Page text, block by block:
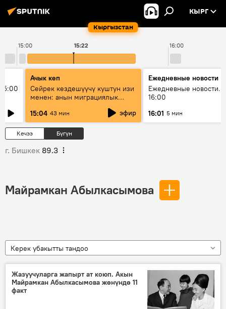
Кыргызстан
КЫРГ
15:00 16:00
15:22
Ачык кеп
Сейрек кездешүүчү куштун изи
менен: анын миграциялык
жолу эмнеден кабар берет?
15:04 43 мин эфир
Ежедневные новости
Ежедневные новости.
16:00
16:01 5 мин
Кечээ Бүгүн
г. Бишкек 89.3
Майрамкан Абылкасымова
Керек убакытты тандоо
Жазуучуларга жапырт ат коюп. Акын
Майрамкан Абылкасымова жөнүндө 11
факт